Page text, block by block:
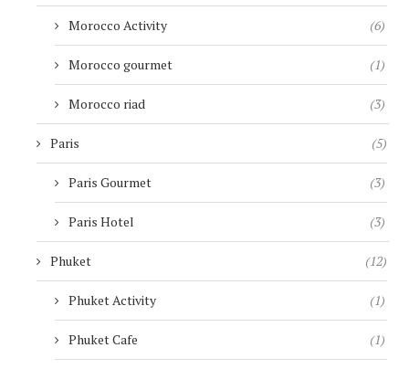
Morocco Activity (6)
Morocco gourmet (1)
Morocco riad (3)
Paris (5)
Paris Gourmet (3)
Paris Hotel (3)
Phuket (12)
Phuket Activity (1)
Phuket Cafe (1)